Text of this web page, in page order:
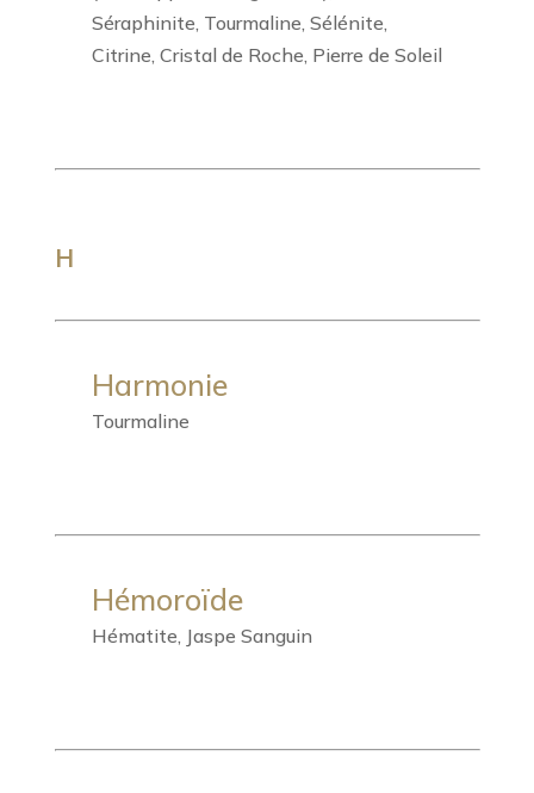
Séraphinite, Tourmaline, Sélénite,
Citrine, Cristal de Roche, Pierre de Soleil
H
Harmonie
Tourmaline
Hémoroïde
Hématite, Jaspe Sanguin